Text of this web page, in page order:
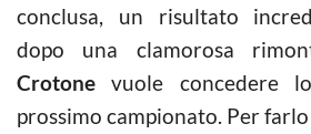
conclusa, un risultato
dopo una clamorosa
Crotone vuole concedere
prossimo campionato. Per